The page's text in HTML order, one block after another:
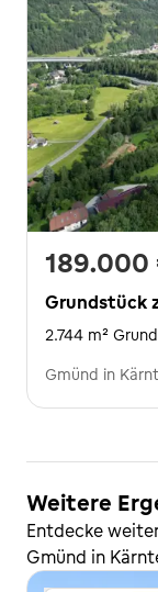
189.000
Grundstück
2.744 m²
Gmünd in
Weitere
Entdecke
Gmünd in